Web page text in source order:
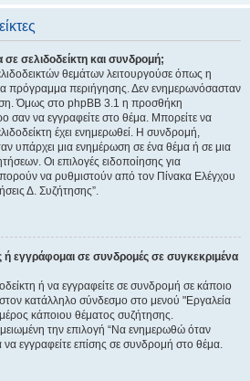
σε σελιδοδείκτη και συνδρομή;
θεμάτων λειτουργούσε όπως η
πρόγραμμα περιήγησης. Δεν ενημερωνόσασταν
Όμως στο phpBB 3.1 η προσθήκη
σαν να εγγραφείτε στο θέμα. Μπορείτε να
έχει ενημερωθεί. Η συνδρομή,
υπάρχει μια ενημέρωση σε ένα θέμα ή σε μια
Οι επιλογές ειδοποίησης για
να ρυθμιστούν από τον Πίνακα Ελέγχου
Δ. Συζήτησης”.
ή εγγράφομαι σε συνδρομές σε συγκεκριμένα
ή να εγγραφείτε σε συνδρομή σε κάποιο
κατάλληλο σύνδεσμο στο μενού "Εργαλεία
κάποιου θέματος συζήτησης.
την επιλογή “Να ενημερωθώ όταν
εγγραφείτε επίσης σε συνδρομή στο θέμα.